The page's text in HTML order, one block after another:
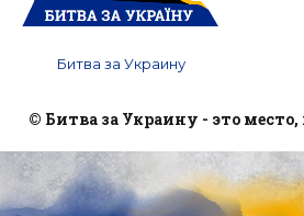
Битва за Украину
© Битва за Украину - это место,